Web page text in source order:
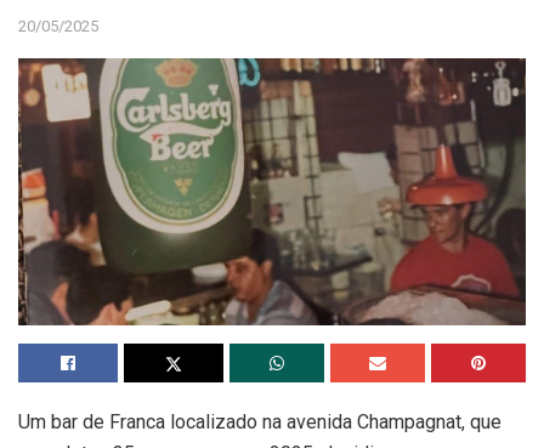
20/05/2025
Um bar de Franca localizado na avenida Champagnat, que